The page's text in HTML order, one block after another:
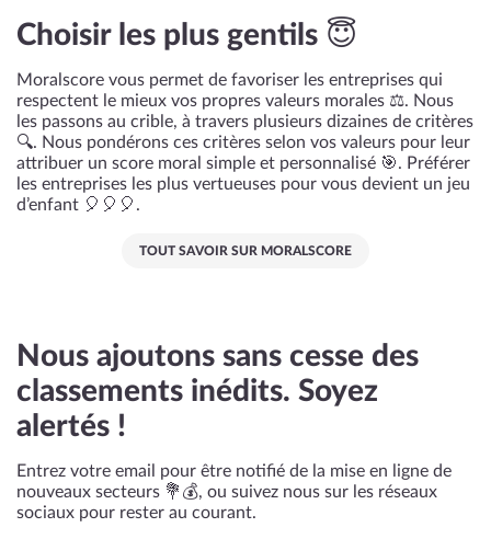
Choisir les plus gentils 😇
Moralscore vous permet de favoriser les entreprises qui
respectent le mieux vos propres valeurs morales ⚖️. Nous
les passons au crible, à travers plusieurs dizaines de critères
🔍. Nous pondérons ces critères selon vos valeurs pour leur
attribuer un score moral simple et personnalisé 🎯. Préférer
les entreprises les plus vertueuses pour vous devient un jeu
d’enfant 🎈🎈🎈.
TOUT SAVOIR SUR MORALSCORE
Nous ajoutons sans cesse des
classements inédits. Soyez
alertés !
Entrez votre email pour être notifié de la mise en ligne de
nouveaux secteurs 💐💰, ou suivez nous sur les réseaux
sociaux pour rester au courant.